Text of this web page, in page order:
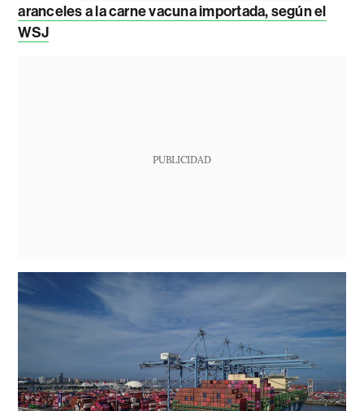
aranceles a la carne vacuna importada, según el
WSJ
PUBLICIDAD